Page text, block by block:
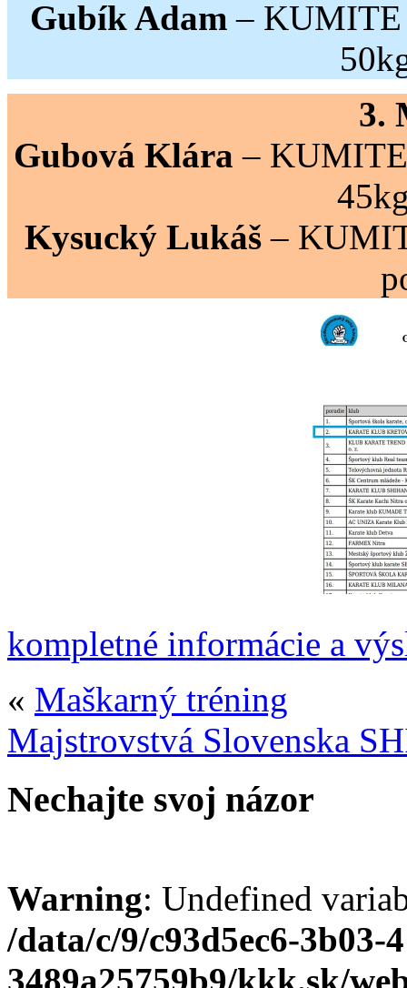
Gubík Adam – KUMITE
3.
Gubová Klára –
Kysucký Lukáš–
kompletné informácie a
« Maškarný tréning
Majstrovstvá Slovenska
Nechajte svoj názor
Warning: Undefined
/data/c/9/c93d5ec6-3b03-